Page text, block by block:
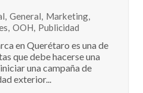
, General, Marketing,
, OOH, Publicidad
en Querétaro es una de
que debe hacerse una
una campaña de
exterior...